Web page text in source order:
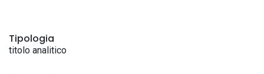
Tipologia
titolo analitico